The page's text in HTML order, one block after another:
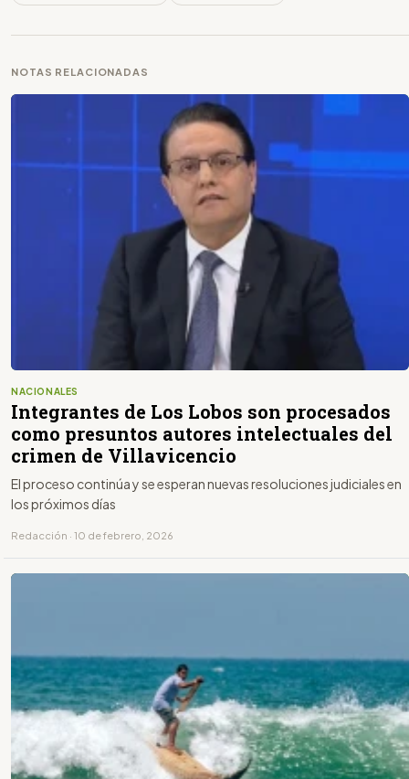
NOTAS RELACIONADAS
NACIONALES
Integrantes de Los Lobos son procesados
como presuntos autores intelectuales del
crimen de Villavicencio
El proceso continúa y se esperan nuevas resoluciones judiciales en
los próximos días
Redacción · 10 de febrero, 2026